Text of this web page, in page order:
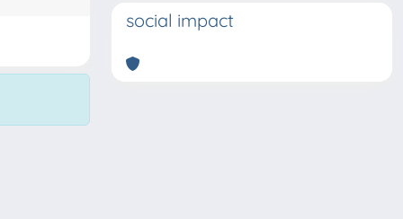
social impact